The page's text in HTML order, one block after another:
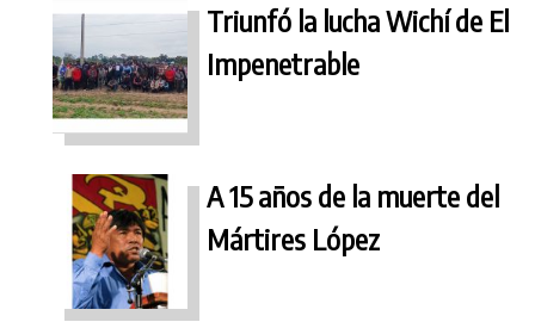
Triunfó la lucha Wichí de El
Impenetrable
A 15 años de la muerte del
Mártires López